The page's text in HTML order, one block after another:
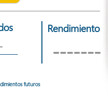
Rendimiento
-------
futuros